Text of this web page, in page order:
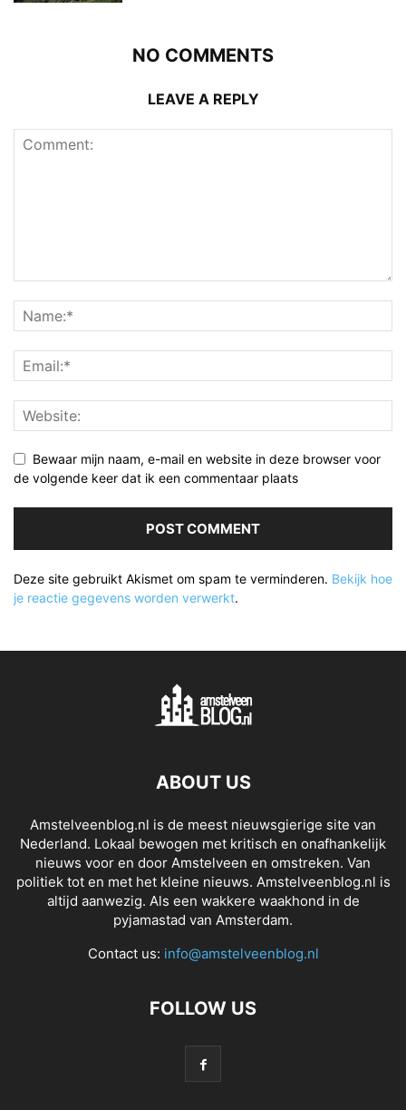
NO COMMENTS
LEAVE A REPLY
Bewaar mijn naam, e-mail en website in deze browser voor
de volgende keer dat ik een commentaar plaats
Deze site gebruikt Akismet om spam te verminderen. Bekijk hoe
je reactie gegevens worden verwerkt.
ABOUT US
Amstelveenblog.nl is de meest nieuwsgierige site van
Nederland. Lokaal bewogen met kritisch en onafhankelijk
nieuws voor en door Amstelveen en omstreken. Van
politiek tot en met het kleine nieuws. Amstelveenblog.nl is
altijd aanwezig. Als een wakkere waakhond in de
pyjamastad van Amsterdam.
Contact us: info@amstelveenblog.nl
FOLLOW US